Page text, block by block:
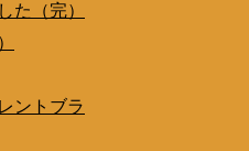
た（完）
ントブラ